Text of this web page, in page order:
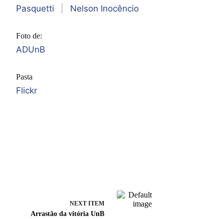
Pasquetti
Nelson Inocêncio
Foto de:
ADUnB
Pasta
Flickr
NEXT ITEM
Arrastão da vitória UnB